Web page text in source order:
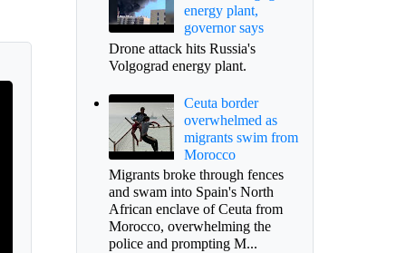
energy plant,
governor says
Drone attack hits Russia's
Volgograd energy plant.
Ceuta border
overwhelmed as
migrants swim from
Morocco
Migrants broke through fences
and swam into Spain's North
African enclave of Ceuta from
Morocco, overwhelming the
police and prompting M...